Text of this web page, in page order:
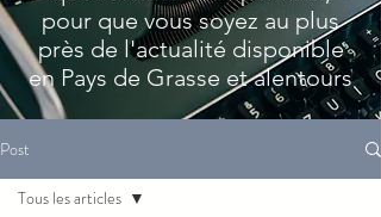
pour que vous soyez au plus
près de l'actualité disponible
en Pays de Grasse et alentours
Post
Tous les articles